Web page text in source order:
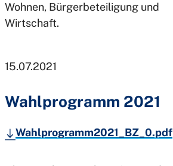
Wohnen, Bürgerbeteiligung und
Wirtschaft.
15.07.2021
Wahlprogramm 2021
Wahlprogramm2021_BZ_0.pdf